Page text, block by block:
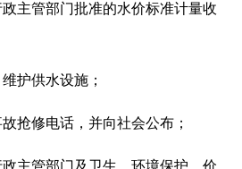
政主管部门批准的水价标准计量收
护供水设施；
故抢修电话，并向社会公布；
政主管部门及卫生、环境保护、价